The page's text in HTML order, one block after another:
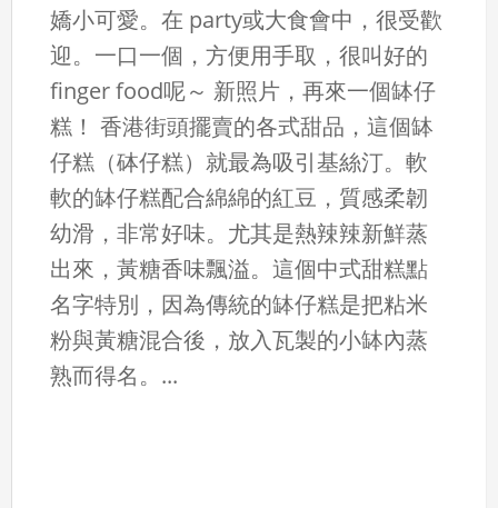
嬌小可愛。在 party或大食會中，很受歡
迎。一口一個，方便用手取，很叫好的
finger food呢～ 新照片，再來一個缽仔
糕！ 香港街頭擺賣的各式甜品，這個缽
仔糕（砵仔糕）就最為吸引基絲汀。軟
軟的缽仔糕配合綿綿的紅豆，質感柔韌
幼滑，非常好味。尤其是熱辣辣新鮮蒸
出來，黃糖香味飄溢。這個中式甜糕點
名字特別，因為傳統的缽仔糕是把粘米
粉與黃糖混合後，放入瓦製的小缽內蒸
熟而得名。...